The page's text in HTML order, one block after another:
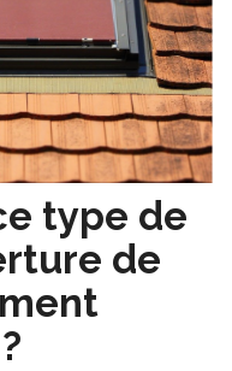
type de
de